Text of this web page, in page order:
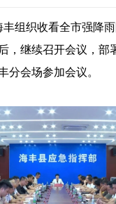
丰组织收看全市强降
，继续召开会议，部
分会场参加会议。